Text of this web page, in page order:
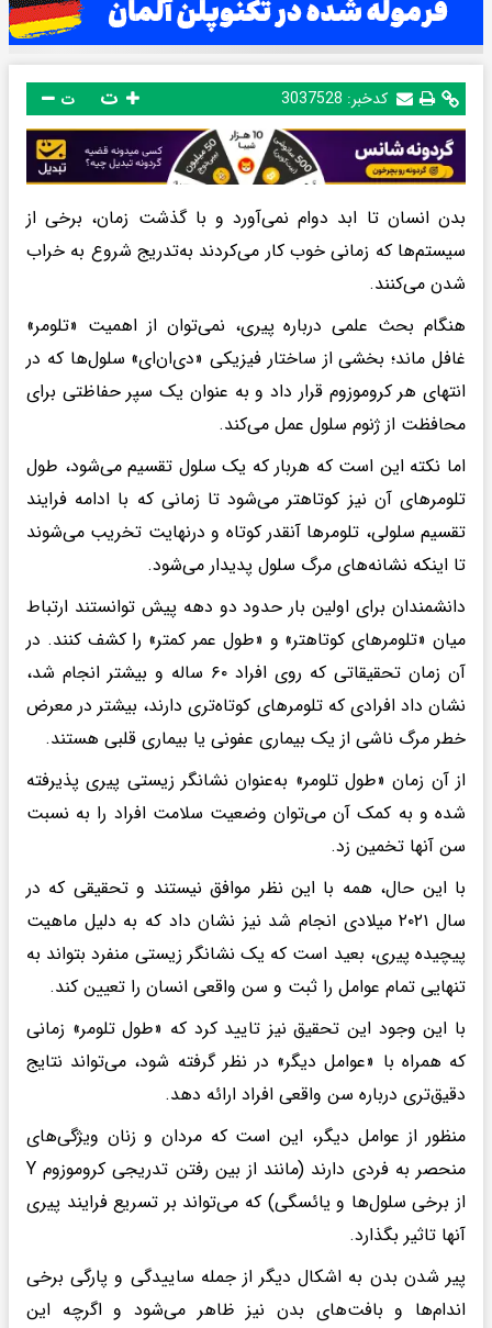
کدخبر: 3037528 ت
بدن انسان تا ابد دوام نمی‌آورد و با گذشت زمان، برخی از
سیستم‌ها که زمانی خوب کار می‌کردند به‌تدریج شروع به خراب
شدن می‌کنند.
هنگام بحث علمی درباره پیری، نمی‌توان از اهمیت «تلومر»
غافل ماند؛ بخشی از ساختار فیزیکی «دی‌ان‌ای» سلول‌ها که در
انتهای هر کروموزوم‌ قرار داد و به عنوان یک سپر حفاظتی برای
محافظت از ژنوم سلول عمل می‌کند.
اما نکته این است که هربار که یک سلول تقسیم می‌شود، طول
تلومرهای آن نیز کوتاهتر می‌شود تا زمانی که با ادامه فرایند
تقسیم سلولی، تلومرها آنقدر کوتاه و درنهایت تخریب می‌شوند
تا اینکه نشانه‌های مرگ سلول پدیدار می‌شود.
دانشمندان برای اولین بار حدود دو دهه پیش توانستند ارتباط
میان «تلومرهای کوتاهتر» و «طول عمر کمتر» را کشف کنند. در
آن زمان تحقیقاتی که روی افراد ۶۰ ساله و بیشتر انجام شد،
نشان داد افرادی که تلومرهای کوتاه‌تری دارند، بیشتر در معرض
خطر مرگ ناشی از یک بیماری عفونی یا بیماری قلبی هستند.
از آن زمان «طول تلومر» به‌عنوان نشانگر زیستی پیری پذیرفته
شده و به کمک آن می‌توان وضعیت سلامت افراد را به نسبت
سن آنها تخمین زد.
با این حال، همه با این نظر موافق نیستند و تحقیقی که در
سال ۲۰۲۱ میلادی انجام شد نیز نشان داد که به دلیل ماهیت
پیچیده پیری، بعید است که یک نشانگر زیستی منفرد بتواند به
تنهایی تمام عوامل را ثبت و سن واقعی انسان را تعیین کند.
با این وجود این تحقیق نیز تایید کرد که «طول تلومر» زمانی
که همراه با «عوامل دیگر» در نظر گرفته شود، می‌تواند نتایج
دقیق‌تری درباره سن واقعی افراد ارائه دهد.
منظور از عوامل دیگر، این است که مردان و زنان ویژگی‌های
منحصر به فردی دارند (مانند از بین رفتن تدریجی کروموزوم Y
از برخی سلول‌ها و یائسگی) که می‌تواند بر تسریع فرایند پیری
آنها تاثیر بگذارد.
پیر شدن بدن به اشکال دیگر از جمله ساییدگی و پارگی برخی
اندام‌ها و بافت‌های بدن نیز ظاهر می‌شود و اگرچه این